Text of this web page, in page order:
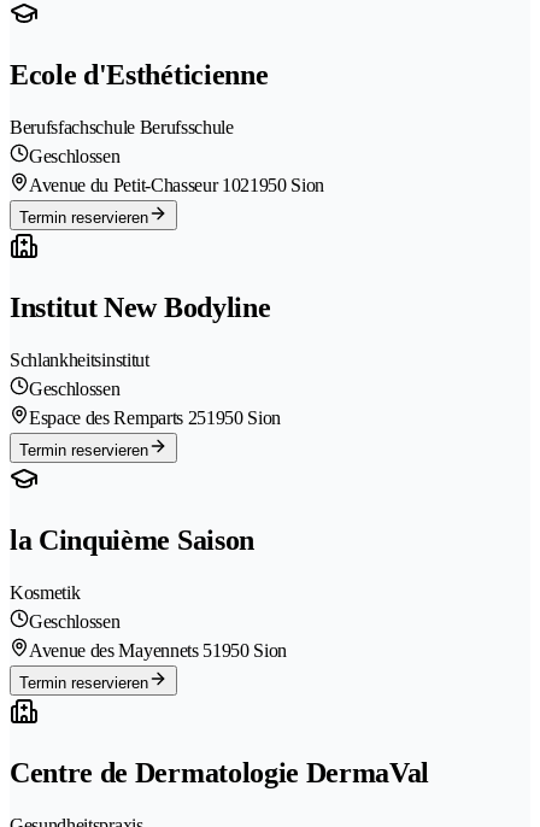
Ecole d'Esthéticienne
Berufsfachschule Berufsschule
Geschlossen
Avenue du Petit-Chasseur 1021950 Sion
Termin reservieren
Institut New Bodyline
Schlankheitsinstitut
Geschlossen
Espace des Remparts 251950 Sion
Termin reservieren
la Cinquième Saison
Kosmetik
Geschlossen
Avenue des Mayennets 51950 Sion
Termin reservieren
Centre de Dermatologie DermaVal